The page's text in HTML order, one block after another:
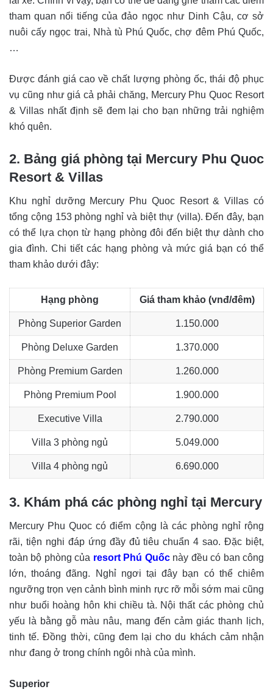
tham quan nổi tiếng của đảo ngọc như Dinh Cậu, cơ sở
nuôi cấy ngọc trai, Nhà tù Phú Quốc, chợ đêm Phú Quốc,
…
Được đánh giá cao về chất lượng phòng ốc, thái độ phục
vụ cũng như giá cả phải chăng, Mercury Phu Quoc Resort
& Villas nhất định sẽ đem lại cho bạn những trải nghiệm
khó quên.
2. Bảng giá phòng tại Mercury Phu Quoc
Resort & Villas
Khu nghỉ dưỡng Mercury Phu Quoc Resort & Villas có
tổng cộng 153 phòng nghỉ và biệt thự (villa). Đến đây, bạn
có thể lựa chọn từ hạng phòng đôi đến biệt thự dành cho
gia đình. Chi tiết các hạng phòng và mức giá bạn có thể
tham khảo dưới đây:
Hạng phòng Giá tham khảo (vnđ/đêm)
Phòng Superior Garden 1.150.000
Phòng Deluxe Garden 1.370.000
Phòng Premium Garden 1.260.000
Phòng Premium Pool 1.900.000
Executive Villa 2.790.000
Villa 3 phòng ngủ 5.049.000
Villa 4 phòng ngủ 6.690.000
3. Khám phá các phòng nghỉ tại Mercury
Mercury Phu Quoc có điểm cộng là các phòng nghỉ rộng
rãi, tiện nghi đáp ứng đầy đủ tiêu chuẩn 4 sao. Đặc biệt,
toàn bộ phòng của resort Phú Quốcnày đều có ban công
lớn, thoáng đãng. Nghỉ ngơi tại đây bạn có thể chiêm
ngưỡng trọn vẹn cảnh bình minh rực rỡ mỗi sớm mai cũng
như buổi hoàng hôn khi chiều tà. Nội thất các phòng chủ
yếu là bằng gỗ màu nâu, mang đến cảm giác thanh lịch,
tinh tế. Đồng thời, cũng đem lại cho du khách cảm nhận
như đang ở trong chính ngôi nhà của mình.
Superior